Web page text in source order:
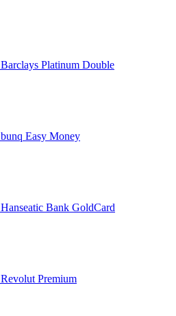
Barclays Platinum Double
bunq Easy Money
Hanseatic Bank GoldCard
Revolut Premium